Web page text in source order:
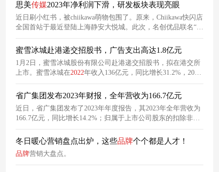
思美传媒2023年净利润下滑，研发板块表现亮眼
近日刷小红书，被chiikawa萌物包围了。原来，Chiikawa快闪店
全国首站于最近登陆上海静安大悦城。此次，名创优品联名“新
晋顶流”Chiikawa为中国首发，涵盖毛绒公仔、生活用品、包饰
等多款联名产品，快闪首日即吸引大量消费者，活动现场火
爆。该消息一出，迅速引起网友关注.名创优品 x chiikawa 新品
此前，中国的粉丝想要拥有Chiikawa周边只能在二手平台上高
价购买。名创优品X Chiikawa主题快闪系列活动，将于4月1日
在北京朝阳大悦城、上海五角场合生汇同步落地。
蜜雪冰城赴港递交招股书，广告支出高达1.8亿元
1月2日，蜜雪冰城股份有限公司赴港递交招股书，拟在港交所
上市。蜜雪冰城在2022年收入136亿元，同比增长31.2%，2023
年前三季度收入154亿元，同比增长46%，净利润分别同比增长
5.3%及51.1%。值得注意的是，蜜雪冰城的广告营销支出也有
品牌 营销支出为5320万元到
到了6990万元，后面的涨幅更加厉害，截止到2023年前三季
度，蜜雪冰城高达1.8亿
省广集团发布2023年财报，全年营收为166.7亿元
近日，省广集团发布了2023年年度报告，其2023年全年营收为
166.7亿元，同比增长14.2%；归属于上市公司股东的扣除非经
常性损益的净利润为1.33亿元，比去年同期减少15.92%。2023
年，省广集团海外的营业收入为35.90亿元，同比增长18.25%，
占本年度总营收的21.54%。
冬日暖心营销盘点出炉，这些品牌个个都是人才！
品牌营销大盘点。